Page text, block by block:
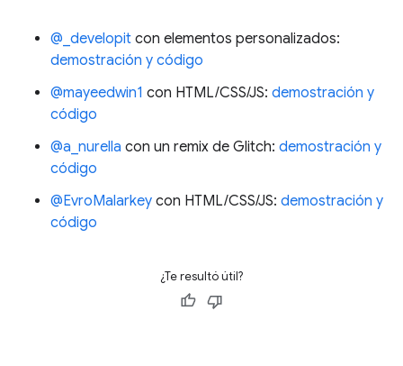
@_developit con elementos personalizados:
demostración y código
@mayeedwin1 con HTML/CSS/JS: demostración y
código
@a_nurella con un remix de Glitch: demostración y
código
@EvroMalarkey con HTML/CSS/JS: demostración y
código
¿Te resultó útil?